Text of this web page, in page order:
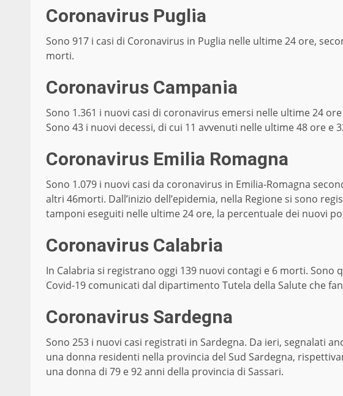
Coronavirus Puglia
Sono 917 i casi di Coronavirus in Puglia nelle ultime 24 ore,
morti.
Coronavirus Campania
Sono 1.361 i nuovi casi di coronavirus emersi nelle ultime 24
Sono 43 i nuovi decessi, di cui 11 avvenuti nelle ultime 48 ore e
Coronavirus Emilia Romagna
Sono 1.079 i nuovi casi da coronavirus in Emilia-Romagna
altri 46morti. Dall’inizio dell’epidemia, nella Regione si sono
tamponi eseguiti nelle ultime 24 ore, la percentuale dei nuovi
Coronavirus Calabria
In Calabria si registrano oggi 139 nuovi contagi e 6 morti. Sono
Covid-19 comunicati dal dipartimento Tutela della Salute che
Coronavirus Sardegna
Sono 253 i nuovi casi registrati in Sardegna. Da ieri, segnalati
una donna residenti nella provincia del Sud Sardegna,
una donna di 79 e 92 anni della provincia di Sassari.